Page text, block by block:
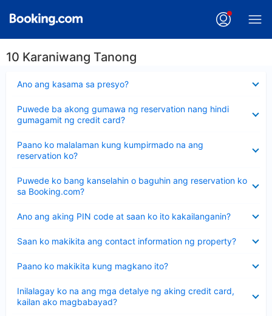
10 Karaniwang Tanong
Ano ang kasama sa presyo?
ang
Puwede ba akong gumawa ng reservation nang hindi
gumagamit ng credit card?
ang
sagot
Paano ko malalaman kung kumpirmado na ang
reservation ko?
ang
sagot
Puwede ko bang kanselahin o baguhin ang reservation ko
sa Booking.com?
ang
sagot
Ano ang aking PIN code at saan ko ito kakailanganin?
ang
Saan ko makikita ang contact information ng property?
ang
Paano ko makikita kung magkano ito?
ang
Inilalagay ko na ang mga detalye ng aking credit card,
kailan ako magbabayad?
ang
sagot